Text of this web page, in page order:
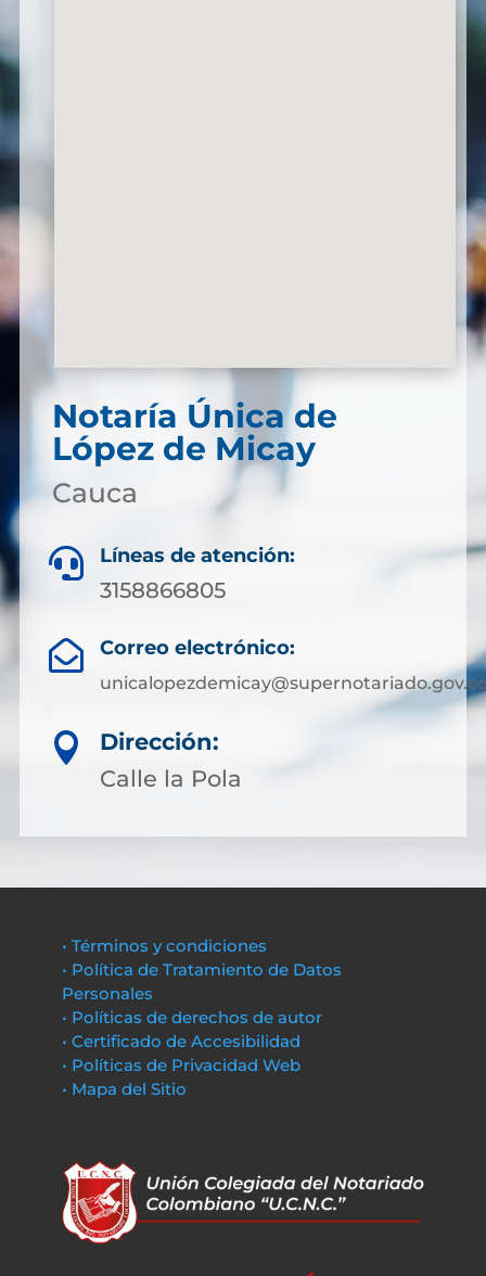
Notaría Única de
López de Micay
Cauca
 Líneas de atención:
3158866805
 Correo electrónico:

Dirección:
Calle la Pola
• Términos y condiciones
• Política de Tratamiento de Datos
Personales
• Políticas de derechos de autor
• Certificado de Accesibilidad
• Políticas de Privacidad Web
• Mapa del Sitio